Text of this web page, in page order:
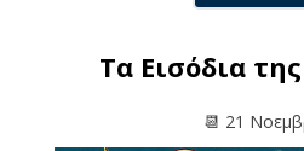
Τα Εισόδια
📆 21